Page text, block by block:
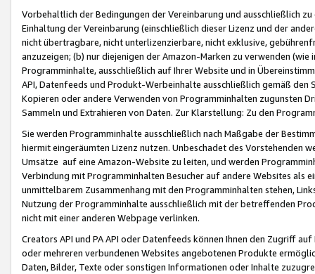
Vorbehaltlich der Bedingungen der Vereinbarung und ausschließlich
Einhaltung der Vereinbarung (einschließlich dieser Lizenz und der
nicht übertragbare, nicht unterlizenzierbare, nicht exklusive,
anzuzeigen; (b) nur diejenigen der Amazon-Marken zu verwenden
Programminhalte, ausschließlich auf Ihrer Website und in
API, Datenfeeds und Produkt-Werbeinhalte ausschließlich gemäß
Kopieren oder andere Verwenden von Programminhalten zugunsten
Sammeln und Extrahieren von Daten. Zur Klarstellung: Zu den
Sie werden Programminhalte ausschließlich nach Maßgabe der
hiermit eingeräumten Lizenz nutzen. Unbeschadet des Vorstehenden
Umsätze auf eine Amazon-Website zu leiten, und werden
Verbindung mit Programminhalten Besucher auf andere Websites als
unmittelbarem Zusammenhang mit den Programminhalten stehen,
Nutzung der Programminhalte ausschließlich mit der betreffenden
nicht mit einer anderen Webpage verlinken.
Creators API und PA API oder Datenfeeds können Ihnen den Zugriff
oder mehreren verbundenen Websites angebotenen Produkte
Daten, Bilder, Texte oder sonstigen Informationen oder Inhalte